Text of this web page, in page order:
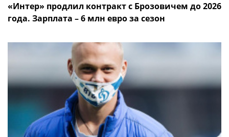
«Интер» продлил контракт с Брозовичем до 2026
года. Зарплата – 6 млн евро за сезон